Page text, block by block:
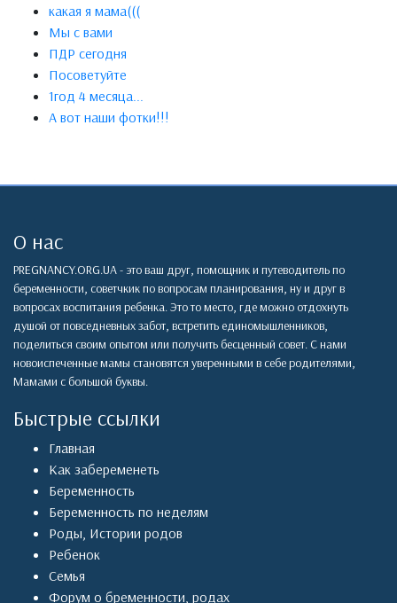
какая я мама(((
Мы с вами
ПДР сегодня
Посоветуйте
1год 4 месяца...
А вот наши фотки!!!
О нас
PREGNANCY.ORG.UA - это ваш друг, помощник и путеводитель по
беременности, советчкик по вопросам планирования, ну и друг в
вопросах воспитания ребенка. Это то место, где можно отдохнуть
душой от повседневных забот, встретить единомышленников,
поделиться своим опытом или получить бесценный совет. С нами
новоиспеченные мамы становятся уверенными в себе родителями,
Мамами с большой буквы.
Быстрые ссылки
Главная
Как забеременеть
Беременность
Беременность по неделям
Роды, Истории родов
Ребенок
Семья
Форум о бременности, родах